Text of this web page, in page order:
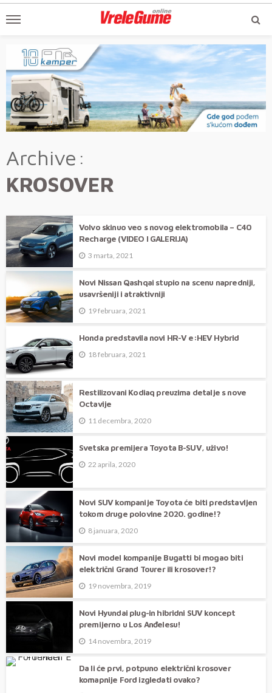
Archive
KROSOVER
Volvo skinuo veo s novog elektromobila – C40
Recharge (VIDEO I GALERIJA)
3 marta, 2021
Novi Nissan Qashqai stupio na scenu napredniji,
usavršeniji i atraktivniji
19 februara, 2021
Honda predstavila novi HR-V e:HEV Hybrid
18 februara, 2021
Restilizovani Kodiaq preuzima detalje s nove
Octavije
11 decembra, 2020
Svetska premijera Toyota B-SUV, uživo!
22 aprila, 2020
Novi SUV kompanije Toyota će biti predstavljen
tokom druge polovine 2020. godine!?
8 januara, 2020
Novi model kompanije Bugatti bi mogao biti
električni Grand Tourer ili krosover!?
19 novembra, 2019
Novi Hyundai plug-in hibridni SUV koncept
premijerno u Los Anđelesu!
14 novembra, 2019
Da li će prvi, potpuno električni krosover
komapnije Ford izgledati ovako?